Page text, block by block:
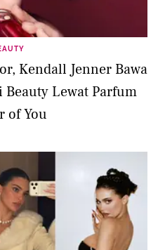
Kendall Jenner Bawa
Lewat Parfum
of You